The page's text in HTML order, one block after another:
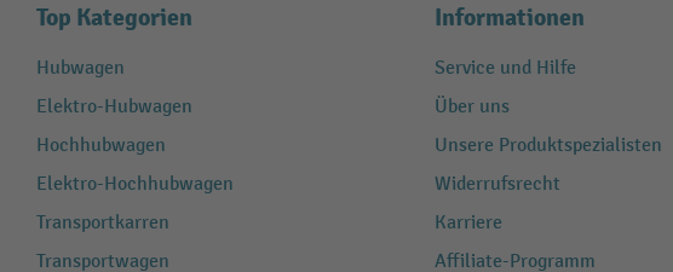
Top Kategorien
Hubwagen
Elektro-Hubwagen
Hochhubwagen
Elektro-Hochhubwagen
Transportkarren
Transportwagen
Informationen
Service und Hilfe
Über uns
Unsere Produktspezialisten
Widerrufsrecht
Karriere
Affiliate-Programm